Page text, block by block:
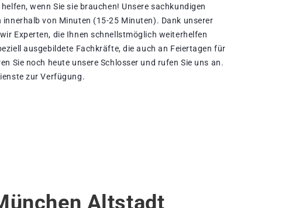
wenn Sie sie brauchen! Unsere sachkundigen
innerhalb von Minuten (15-25 Minuten). Dank unserer
Experten, die Ihnen schnellstmöglich weiterhelfen
ausgebildete Fachkräfte, die auch an Feiertagen für
Sie noch heute unsere Schlosser und rufen Sie uns an.
zur Verfügung.
Altstadt